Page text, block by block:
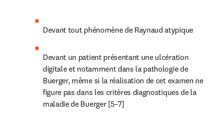
Devant tout phénomène de Raynaud atypique
Devant un patient présentant une ulcération
digitale et notamment dans la pathologie de
Buerger, même si la réalisation de cet examen ne
figure pas dans les critères diagnostiques de la
maladie de Buerger [5–7]